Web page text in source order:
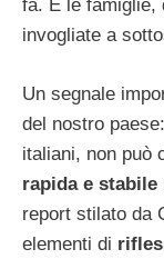
fa. E le famiglie,
invogliate a
Un segnale
del nostro
italiani, non può
rapida e stabile
report stilato da
elementi di